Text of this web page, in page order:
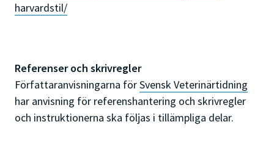
harvardstil/
Referenser och skrivregler
Författaranvisningarna förSvensk Veterinärtidning
har anvisning för referenshantering och skrivregler
och instruktionerna ska följas i tillämpliga delar.